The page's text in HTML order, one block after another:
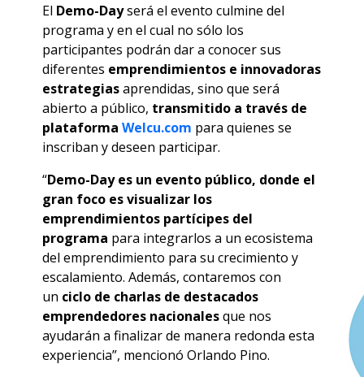
El Demo-Dayserá el evento culmine del
programa y en el cual no sólo los
participantes podrán dar a conocer sus
diferentes emprendimientos e innovadoras
estrategiasaprendidas, sino que será
abierto a público, transmitido a través de
plataforma Welcu.com para quienes se
inscriban y deseen participar.
“Demo-Day es un evento público, donde el
gran foco es visualizar los
emprendimientos partícipes del
programa para integrarlos a un ecosistema
del emprendimiento para su crecimiento y
escalamiento. Además, contaremos con
un ciclo de charlas de destacados
emprendedores nacionalesque nos
ayudarán a finalizar de manera redonda esta
experiencia”, mencionó Orlando Pino.